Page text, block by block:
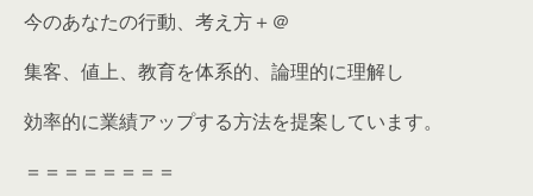
今のあなたの行動、考え方＋＠
集客、値上、教育を体系的、論理的に理解し
効率的に業績アップする方法を提案しています。
＝＝＝＝＝＝＝＝